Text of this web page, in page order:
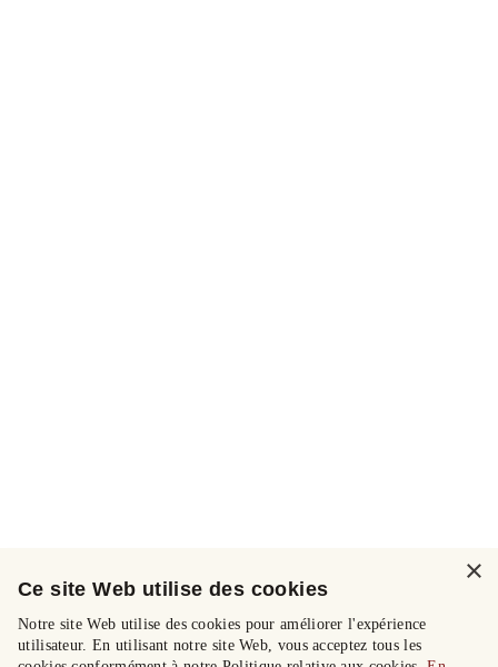
×
Ce site Web utilise des cookies
Notre site Web utilise des cookies pour améliorer l'expérience
utilisateur. En utilisant notre site Web, vous acceptez tous les